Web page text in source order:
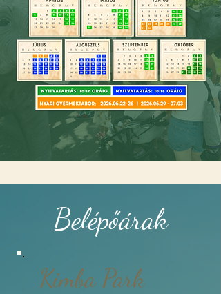
Belépőárak
Kimba Park